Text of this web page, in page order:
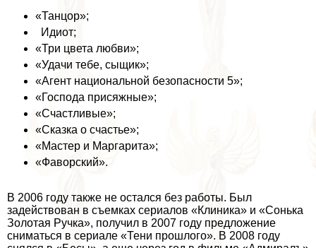
«Танцор»;
Идиот;
«Три цвета любви»;
«Удачи тебе, сыщик»;
«Агент национальной безопасности 5»;
«Господа присяжные»;
«Счастливые»;
«Сказка о счастье»;
«Мастер и Маргарита»;
«Фаворский».
В 2006 году также не остался без работы. Был
задействован в съемках сериалов «Клиника» и «Сонька
Золотая Ручка», получил в 2007 году предложение
сниматься в сериале «Тени прошлого». В 2008 году